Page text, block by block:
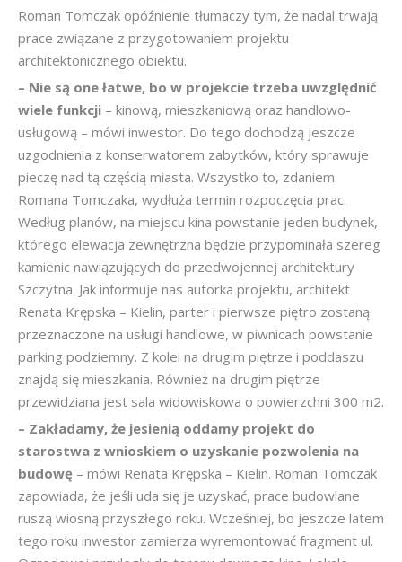
Roman Tomczak opóźnienie tłumaczy tym, że nadal trwają
prace związane z przygotowaniem projektu
architektonicznego obiektu.
– Nie są one łatwe, bo w projekcie trzeba uwzględnić
wiele funkcji – kinową, mieszkaniową oraz handlowo-
usługową – mówi inwestor. Do tego dochodzą jeszcze
uzgodnienia z konserwatorem zabytków, który sprawuje
pieczę nad tą częścią miasta. Wszystko to, zdaniem
Romana Tomczaka, wydłuża termin rozpoczęcia prac.
Według planów, na miejscu kina powstanie jeden budynek,
którego elewacja zewnętrzna będzie przypominała szereg
kamienic nawiązujących do przedwojennej architektury
Szczytna. Jak informuje nas autorka projektu, architekt
Renata Krępska – Kielin, parter i pierwsze piętro zostaną
przeznaczone na usługi handlowe, w piwnicach powstanie
parking podziemny. Z kolei na drugim piętrze i poddaszu
znajdą się mieszkania. Również na drugim piętrze
przewidziana jest sala widowiskowa o powierzchni 300 m2.
– Zakładamy, że jesienią oddamy projekt do
starostwa z wnioskiem o uzyskanie pozwolenia na
budowę – mówi Renata Krępska – Kielin. Roman Tomczak
zapowiada, że jeśli uda się je uzyskać, prace budowlane
ruszą wiosną przyszłego roku. Wcześniej, bo jeszcze latem
tego roku inwestor zamierza wyremontować fragment ul.